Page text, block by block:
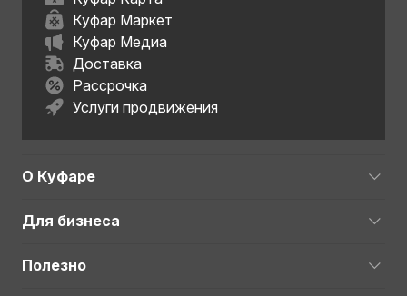
Куфар Маркет
Куфар Медиа
Доставка
Рассрочка
Услуги продвижения
О Куфаре
Для бизнеса
Полезно